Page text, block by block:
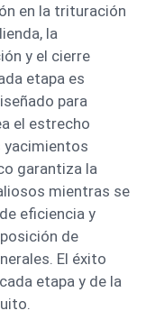
en la trituración
la
y el cierre
etapa es
para
el estrecho
yacimientos
garantiza la
mientras se
eficiencia y
de
El éxito
etapa y de la